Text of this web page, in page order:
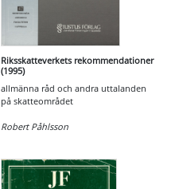
Riksskatteverkets rekommendationer
(1995)
allmänna råd och andra uttalanden
på skatteområdet
Robert Påhlsson